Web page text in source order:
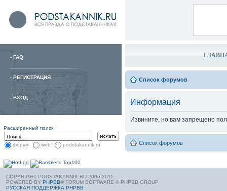
- FAQ
- РЕГИСТРАЦИЯ
- ВХОД
Расширенный поиск
форум web podstakannik.ru
Список форумов
Информация
Извините, но вам запрещено
Список форумов
COPYRIGHT PODSTAKANNIK.RU 2006-2011.
POWERED BY PHPBB® FORUM SOFTWARE © PHPBB GROUP
РУССКАЯ ПОДДЕРЖКА PHPBB